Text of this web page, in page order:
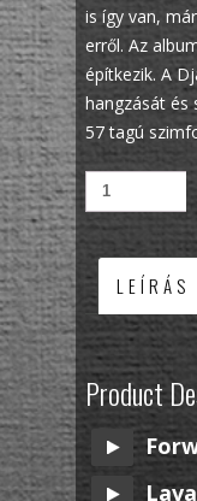
is így van,
erről. Az
építkezik. A
hangzását
57 tagú
LEÍRÁS
Product